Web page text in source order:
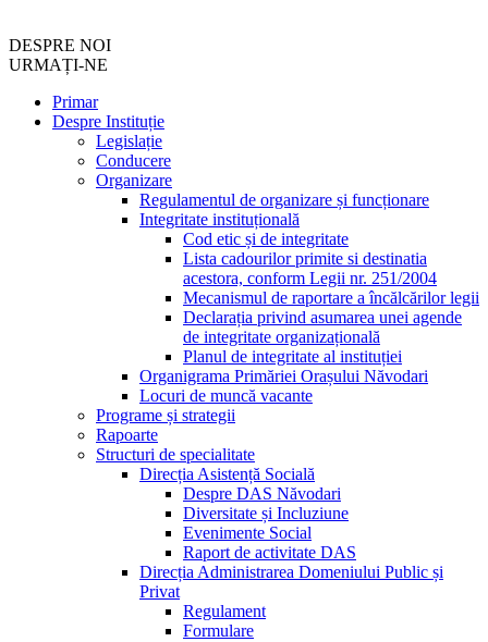
DESPRE NOI
URMAȚI-NE
Primar
Despre Instituție
Legislație
Conducere
Organizare
Regulamentul de organizare și funcționare
Integritate instituțională
Cod etic și de integritate
Lista cadourilor primite si destinatia
acestora, conform Legii nr. 251/2004
Mecanismul de raportare a încălcărilor legii
Declarația privind asumarea unei agende
de integritate organizațională
Planul de integritate al instituției
Organigrama Primăriei Orașului Năvodari
Locuri de muncă vacante
Programe și strategii
Rapoarte
Structuri de specialitate
Direcția Asistență Socială
Despre DAS Năvodari
Diversitate și Incluziune
Evenimente Social
Raport de activitate DAS
Direcția Administrarea Domeniului Public și
Privat
Regulament
Formulare